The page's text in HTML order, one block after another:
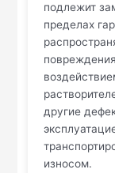
подлежит
пределах
другие
износом.